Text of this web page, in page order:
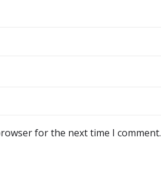
for the next time I comment.